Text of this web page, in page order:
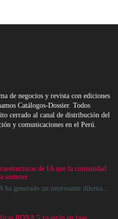
de negocios y revista con ediciones
Catálogos-Dossier. Todos
cerrado al canal de distribución del
y comunicaciones en el Perú.
de IA que la comunidad
sostener
ha generado un interesante dilema...